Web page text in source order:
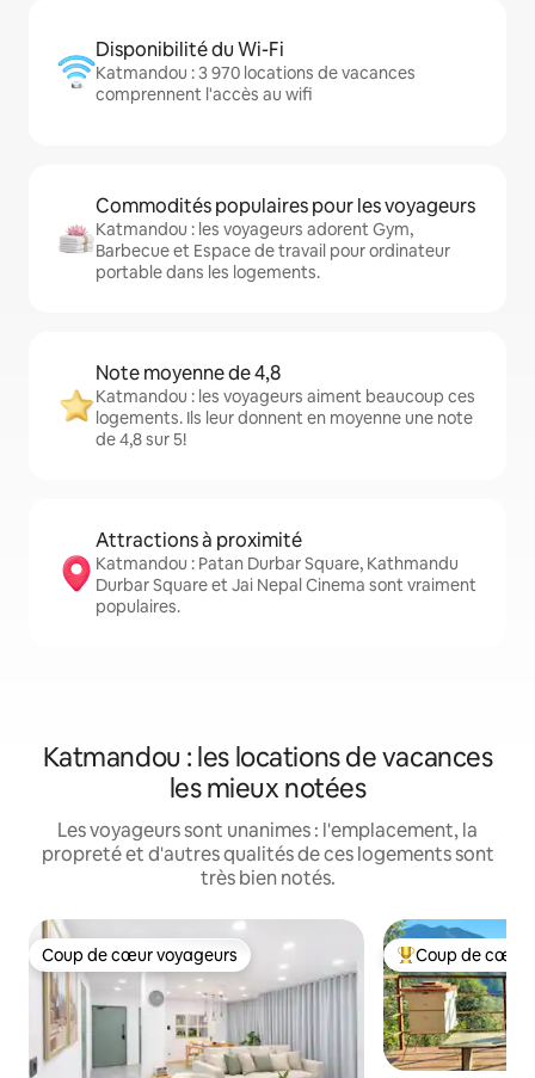
Disponibilité du Wi-Fi
Katmandou : 3 970 locations de vacances
comprennent l'accès au wifi
Commodités populaires pour les voyageurs
Katmandou : les voyageurs adorent Gym,
Barbecue et Espace de travail pour ordinateur
portable dans les logements.
Note moyenne de 4,8
Katmandou : les voyageurs aiment beaucoup ces
logements. Ils leur donnent en moyenne une note
de 4,8 sur 5!
Attractions à proximité
Katmandou : Patan Durbar Square, Kathmandu
Durbar Square et Jai Nepal Cinema sont vraiment
populaires.
Katmandou : les locations de vacances
les mieux notées
Les voyageurs sont unanimes : l'emplacement, la
propreté et d'autres qualités de ces logements sont
très bien notés.
Coup de cœur voyageurs
Coup de cœur voyageurs Coup de cœur
Coup de cœur